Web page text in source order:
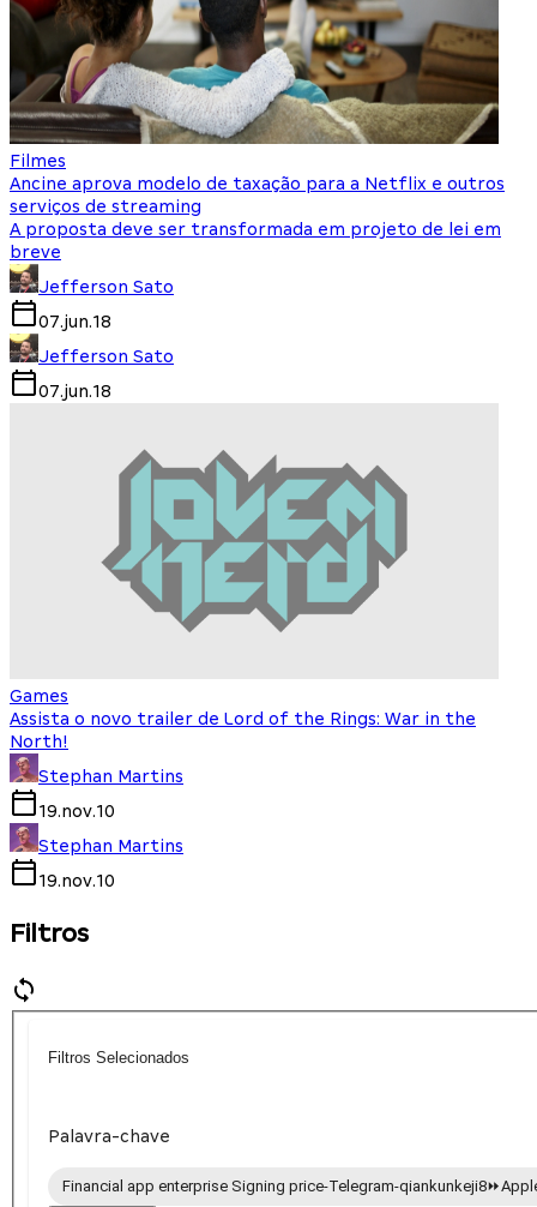
Filmes
Ancine aprova modelo de taxação para a Netflix e outros
serviços de streaming
A proposta deve ser transformada em projeto de lei em
breve
Jefferson Sato
07.jun.18
Jefferson Sato
07.jun.18
Games
Assista o novo trailer de Lord of the Rings: War in the
North!
Stephan Martins
19.nov.10
Stephan Martins
19.nov.10
Filtros
Filtros Selecionados
Palavra-chave
Financial app enterprise Signing price-Telegram-